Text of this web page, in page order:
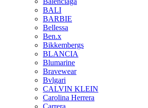
BALI
BARBIE
Bellessa
Ben.x
Bikkembergs
BLANCIA
Blumarine
Bravewear
Bvlgari
CALVIN KLEIN
Carolina Herrera
Carrera